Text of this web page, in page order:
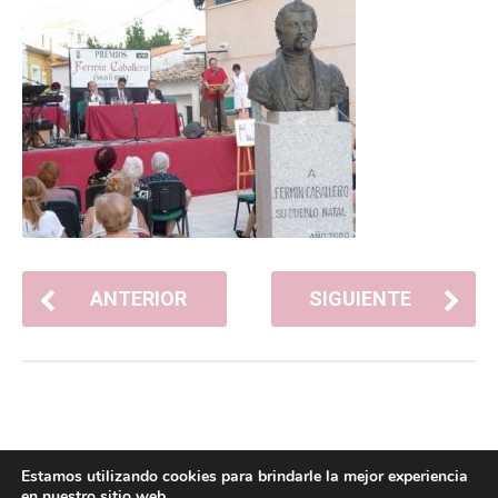
ANTERIOR SIGUIENTE
Estamos utilizando cookies para brindarle la mejor experiencia